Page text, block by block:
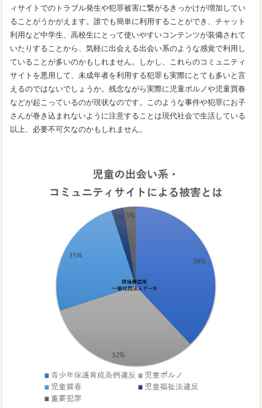
ィサイトでのトラブル発生や犯罪被害に繋がるきっかけが増加してい
ることがうかがえます。誰でも簡単に利用することができ、チャット
利用など中学生、高校生にとって使いやすいコンテンツが装備されて
いたりすることから、気軽に出会える出会い系のような感覚で利用し
ていることが多いのかもしれません。しかし、これらのコミュニティ
サイトを悪用して、未成年者を利用する犯罪も実際にとても多いと言
えるのではないでしょうか。残念ながら実際に児童ポルノや児童買春
などが起こっているのが現状なのです。このような事件や犯罪にお子
さんが巻き込まれないように注意することは現代社会で生活している
以上、必要不可欠なのかもしれません。